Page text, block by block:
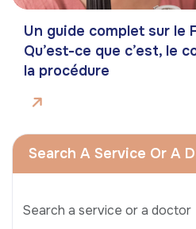
Un guide complet sur le
Qu’est-ce que c’est, le
la procédure
Search A Service Or A